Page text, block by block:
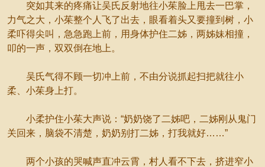
突如其来的疼痛让吴氏反射地往小茱脸上甩去一巴掌，
力气之大，小茱整个人飞了出去，眼看着头又要撞到树，小
柔吓得尖叫，急急跑上前，用身体护住二姊，两姊妹相撞，
叩的一声，双双倒在地上。
吴氏气得不顾一切冲上前，不由分说抓起扫把就往小
柔、小茱身上打。
小柔护住小茱大声说：“奶奶饶了二姊吧，二姊刚从鬼门
关回来，脑袋不清楚，奶奶别打二姊，打我就好……”
两个小孩的哭喊声直冲云霄，村人看不下去，挤进窄小